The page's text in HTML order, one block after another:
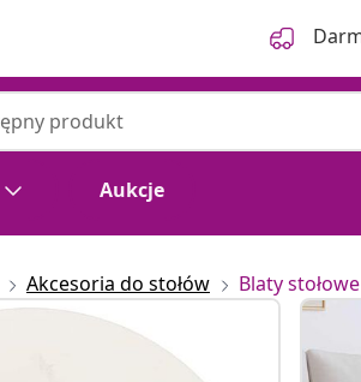
Aukcje
Akcesoria do stołów Blaty stołowe